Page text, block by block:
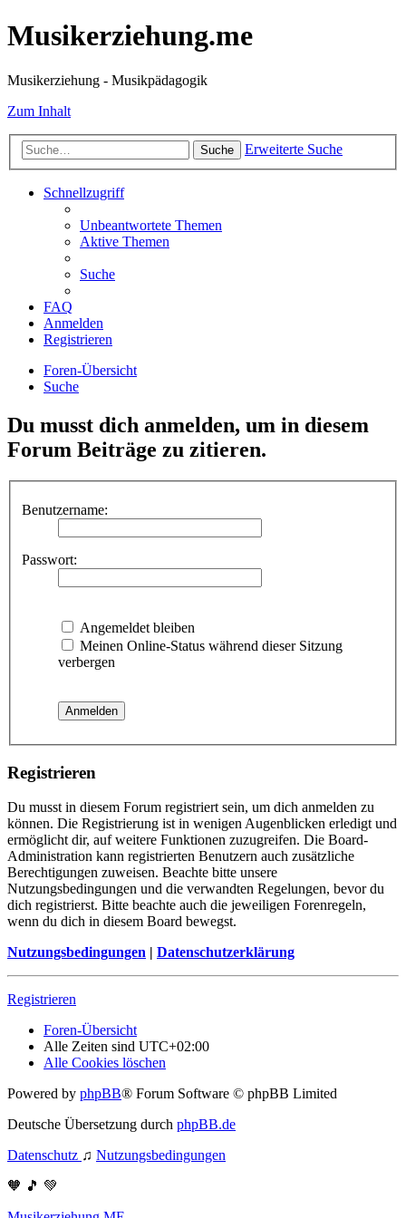
Musikerziehung.me
Musikerziehung - Musikpädagogik
Zum Inhalt
Suche Erweiterte Suche
Schnellzugriff
Unbeantwortete Themen
Aktive Themen
Suche
FAQ
Anmelden
Registrieren
Foren-Übersicht
Suche
Du musst dich anmelden, um in diesem
Forum Beiträge zu zitieren.
Benutzername:
Passwort:
Angemeldet bleiben
Meinen Online-Status während dieser Sitzung
verbergen
Registrieren
Du musst in diesem Forum registriert sein, um dich anmelden zu
können. Die Registrierung ist in wenigen Augenblicken erledigt und
ermöglicht dir, auf weitere Funktionen zuzugreifen. Die Board-
Administration kann registrierten Benutzern auch zusätzliche
Berechtigungen zuweisen. Beachte bitte unsere
Nutzungsbedingungen und die verwandten Regelungen, bevor du
dich registrierst. Bitte beachte auch die jeweiligen Forenregeln,
wenn du dich in diesem Board bewegst.
Nutzungsbedingungen | Datenschutzerklärung
Registrieren
Foren-Übersicht
Alle Zeiten sind UTC+02:00
Alle Cookies löschen
Powered by phpBB® Forum Software © phpBB Limited
Deutsche Übersetzung durch phpBB.de
Datenschutz ♫ Nutzungsbedingungen
🧡 🎵 💚